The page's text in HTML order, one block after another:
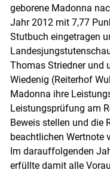
geborene Madonna
Jahr 2012 mit 7,77
Stutbuch eingetragen
Thomas Striedner und
Wiedenig (Reiterhof
Madonna ihre
Leistungsprüfung am
Beweis stellen und die
beachtlichen Wertnote
Im darauffolgenden
erfüllte damit alle